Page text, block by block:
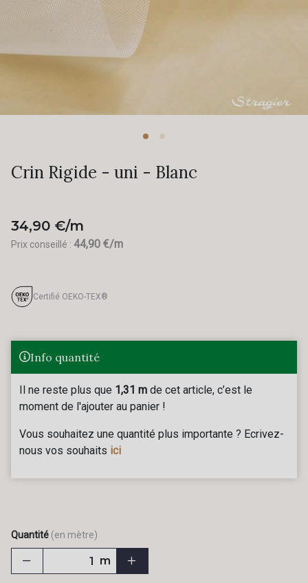
Crin Rigide - uni - Blanc
34,90 €/m
Prix conseillé : 44,90 €/m
Certifié OEKO-TEX®
Info quantité
Il ne reste plus que 1,31 m de cet article, c’est le
moment de l'ajouter au panier !
Vous souhaitez une quantité plus importante ? Ecrivez-
nous vos souhaits ici
Quantité (en mètre)
m